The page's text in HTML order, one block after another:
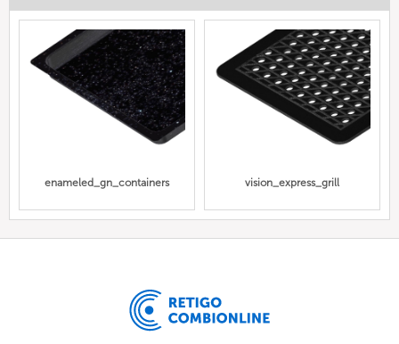
enameled_gn_containers vision_express_grill